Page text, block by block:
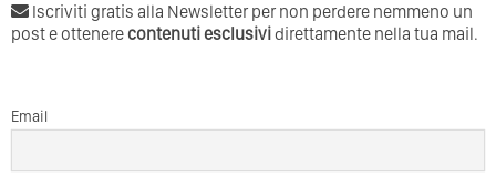
Iscriviti gratis alla Newsletter per non perdere nemmeno un
post e ottenerecontenuti esclusividirettamente nella tua mail.
Email